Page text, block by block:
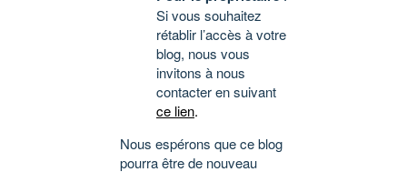
Si vous souhaitez
rétablir l’accès à votre
blog, nous vous
invitons à nous
contacter en suivant
ce lien.
Nous espérons que ce blog
pourra être de nouveau